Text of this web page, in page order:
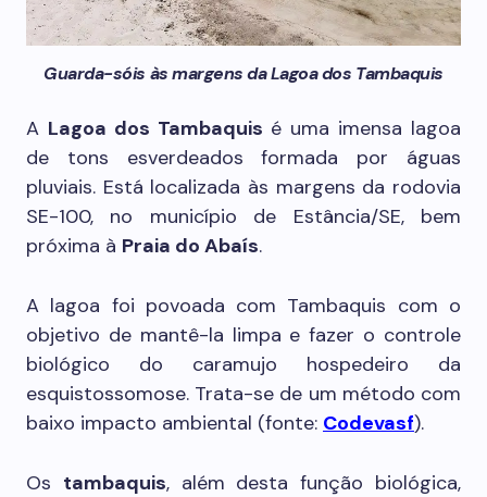
Guarda-sóis às margens da Lagoa dos Tambaquis
A Lagoa dos Tambaquis é uma imensa lagoa
de tons esverdeados formada por águas
pluviais. Está localizada às margens da rodovia
SE-100, no município de Estância/SE, bem
próxima à Praia do Abaís.
A lagoa foi povoada com Tambaquis com o
objetivo de mantê-la limpa e fazer o controle
biológico do caramujo hospedeiro da
esquistossomose. Trata-se de um método com
baixo impacto ambiental (fonte: Codevasf).
Os tambaquis, além desta função biológica,